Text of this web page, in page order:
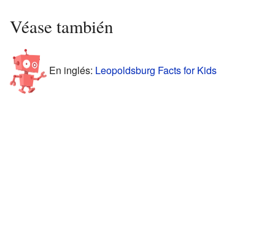
Véase también
En inglés: Leopoldsburg Facts for Kids